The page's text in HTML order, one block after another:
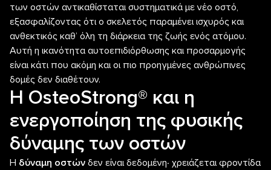
των οστών αντικαθίσταται συστηματικά με νέο οστό,
εξασφαλίζοντας ότι ο σκελετός παραμένει ισχυρός και
ανθεκτικός καθ’ όλη τη διάρκεια της ζωής ενός ατόμου.
Αυτή η ικανότητα αυτοεπιδιόρθωσης και προσαρμογής
είναι κάτι που ακόμη και οι πιο προηγμένες ανθρώπινες
δομές δεν διαθέτουν.
Η OsteoStrong® και η
ενεργοποίηση της φυσικής
δύναμης των οστών
Η δύναμη οστών δεν είναι δεδομένη∙ χρειάζεται φροντίδα